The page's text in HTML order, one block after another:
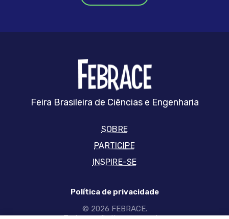
Feira Brasileira de Ciências e Engenharia
SOBRE
PARTICIPE
INSPIRE-SE
Política de privacidade
© 2026 FEBRACE.